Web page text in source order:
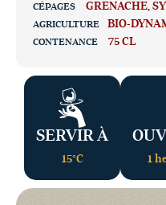
CÉPAGES GRENACHE
AGRICULTURE BIO-
CONTENANCE 75 CL
SERVIR À
15°C 1